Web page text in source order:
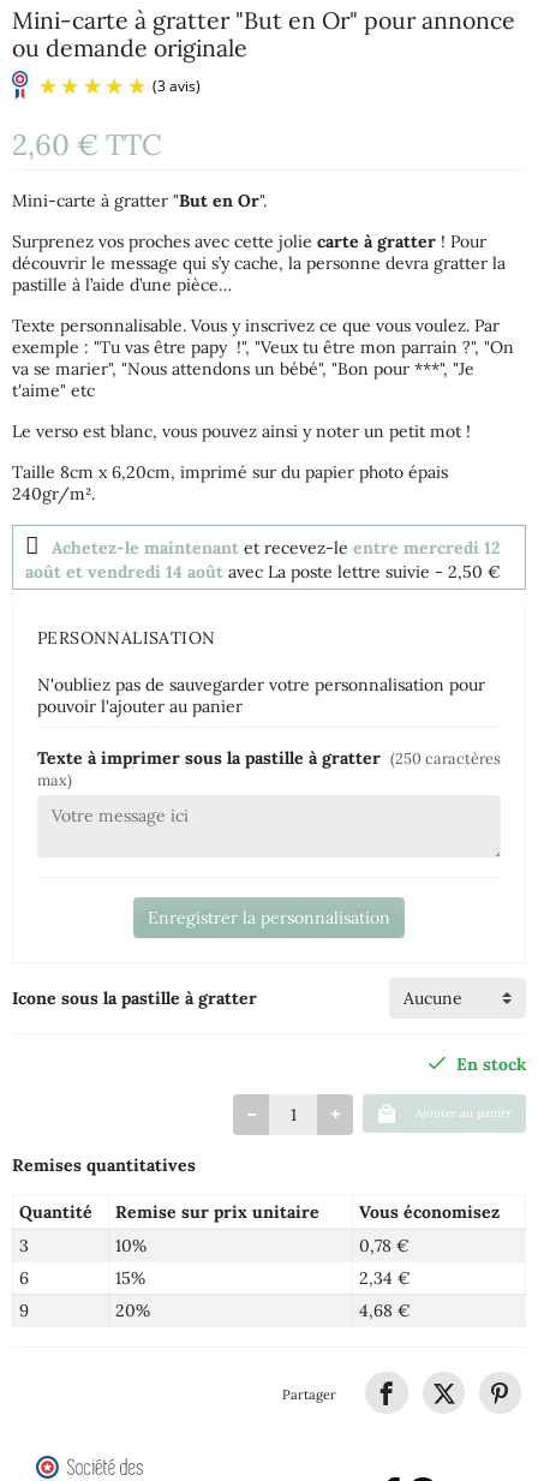
Mini-carte à gratter "But en Or" pour annonce
ou demande originale
(3 avis)
2,60 € TTC
Mini-carte à gratter "But en Or".
Surprenez vos proches avec cette jolie carte à gratter ! Pour
découvrir le message qui s’y cache, la personne devra gratter la
pastille à l’aide d’une pièce…
Texte personnalisable. Vous y inscrivez ce que vous voulez. Par
exemple : "Tu vas être papy !", "Veux tu être mon parrain ?", "On
va se marier", "Nous attendons un bébé", "Bon pour ***", "Je
t'aime" etc
Le verso est blanc, vous pouvez ainsi y noter un petit mot !
Taille 8cm x 6,20cm, imprimé sur du papier photo épais
240gr/m².
Achetez-le maintenant et recevez-le entre mercredi 12
août et vendredi 14 août avec La poste lettre suivie - 2,50 €
PERSONNALISATION
N'oubliez pas de sauvegarder votre personnalisation pour
pouvoir l'ajouter au panier
Texte à imprimer sous la pastille à gratter (250 caractères
max)
Enregistrer la personnalisation
Icone sous la pastille à gratter
En stock
Ajouter au panier
Remises quantitatives
Quantité Remise sur prix unitaire
Vous économisez
3
10%
0,78 €
6
15%
2,34 €
9
20% 4,68 €
Partager